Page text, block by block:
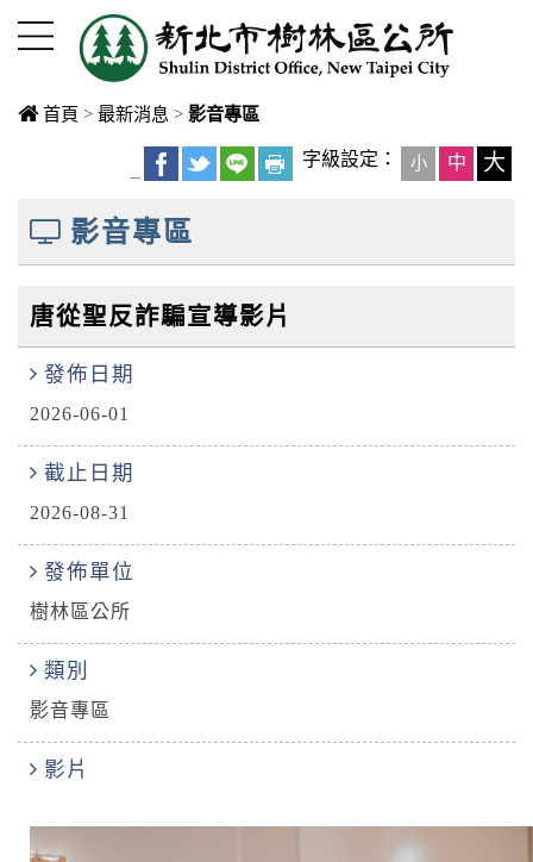
進入內容區塊
首頁 > 最新消息 > 影音專區
字級設定： 小 中 大
影音專區
唐從聖反詐騙宣導影片
發佈日期
2026-06-01
截止日期
2026-08-31
發佈單位
樹林區公所
類別
影音專區
影片